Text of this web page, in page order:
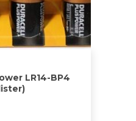
LR14-BP4